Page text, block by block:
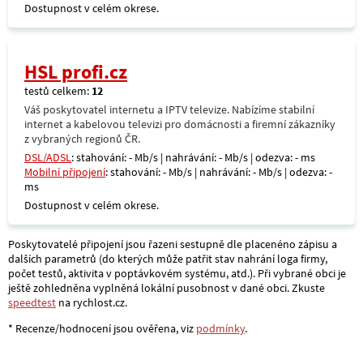
Dostupnost v celém okrese.
HSL profi.cz
testů celkem: 12
Váš poskytovatel internetu a IPTV televize. Nabízíme stabilní
internet a kabelovou televizi pro domácnosti a firemní zákazníky
z vybraných regionů ČR.
DSL/ADSL: stahování: - Mb/s | nahrávání: - Mb/s | odezva: - ms
Mobilní připojení: stahování: - Mb/s | nahrávání: - Mb/s | odezva: -
ms
Dostupnost v celém okrese.
Poskytovatelé připojení jsou řazeni sestupně dle placenéno zápisu a
dalších parametrů (do kterých může patřit stav nahrání loga firmy,
počet testů, aktivita v poptávkovém systému, atd.). Při vybrané obci je
ještě zohledněna vyplněná lokální pusobnost v dané obci. Zkuste
speedtest na rychlost.cz.
* Recenze/hodnocení jsou ověřena, viz podmínky.